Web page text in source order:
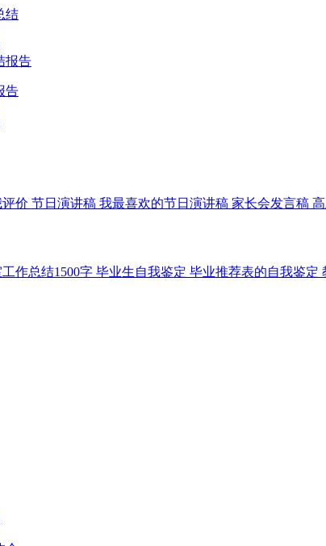
结
告
价 节日演讲稿 我最喜欢的节日演讲稿 家长会发言稿
作总结1500字 毕业生自我鉴定 毕业推荐表的自我鉴定